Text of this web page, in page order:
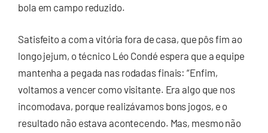
bola em campo reduzido.
Satisfeito a com a vitória fora de casa, que pôs fim ao
longo jejum, o técnico Léo Condé espera que a equipe
mantenha a pegada nas rodadas finais: “Enfim,
voltamos a vencer como visitante. Era algo que nos
incomodava, porque realizávamos bons jogos, e o
resultado não estava acontecendo. Mas, mesmo não